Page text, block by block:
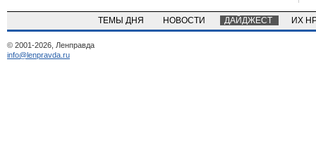
ТЕМЫ ДНЯ НОВОСТИ ДАЙДЖЕСТ ИХ
© 2001-2026, Ленправда
info@lenpravda.ru